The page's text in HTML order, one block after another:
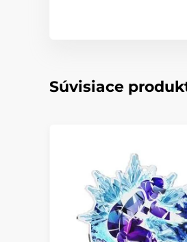
Súvisiace